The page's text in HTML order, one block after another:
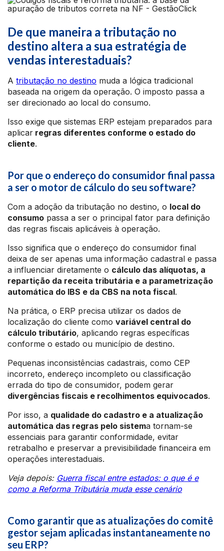
De que maneira a tributação no
destino altera a sua estratégia de
vendas interestaduais?
A tributação no destino muda a lógica tradicional
baseada na origem da operação. O imposto passa a
ser direcionado ao local do consumo.
Isso exige que sistemas ERP estejam preparados para
aplicar regras diferentes conforme o estado do
cliente.
Por que o endereço do consumidor final passa
a ser o motor de cálculo do seu software?
Com a adoção da tributação no destino, o local do
consumo passa a ser o principal fator para definição
das regras fiscais aplicáveis à operação.
Isso significa que o endereço do consumidor final
deixa de ser apenas uma informação cadastral e passa
a influenciar diretamente o cálculo das alíquotas, a
repartição da receita tributária e a parametrização
automática do IBS e da CBS na nota fiscal.
Na prática, o ERP precisa utilizar os dados de
localização do cliente como variável central do
cálculo tributário, aplicando regras específicas
conforme o estado ou município de destino.
Pequenas inconsistências cadastrais, como CEP
incorreto, endereço incompleto ou classificação
errada do tipo de consumidor, podem gerar
divergências fiscais e recolhimentos equivocados.
Por isso, a qualidade do cadastro e a atualização
automática das regras pelo sistema tornam-se
essenciais para garantir conformidade, evitar
retrabalho e preservar a previsibilidade financeira em
operações interestaduais.
Veja depois: Guerra fiscal entre estados: o que é e
como a Reforma Tributária muda esse cenário
Como garantir que as atualizações do comitê
gestor sejam aplicadas instantaneamente no
seu ERP?